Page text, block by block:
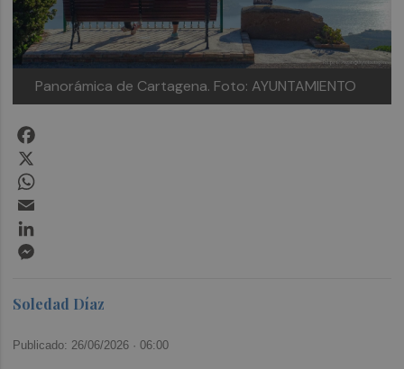
Panorámica de Cartagena. Foto: AYUNTAMIENTO
Soledad Díaz
Publicado: 26/06/2026 ·06:00